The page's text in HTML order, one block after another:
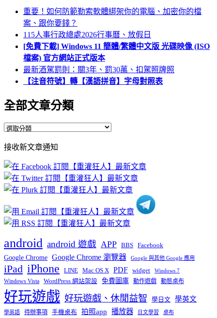
重要！如何防範勒索軟體綁架你的電腦、加密你的檔
案、跟你要錢？
115人事行政總處2026行事曆、放假日
[免費下載] Windows 11 簡體/繁體中文版 光碟映像 (ISO
檔案) 官方網站正式版本
最新酒駕罰則：關3年、罰30萬、扣駕照牌照
【注音符號】轉【漢語拼音】字母對照表
全部文章分類
全
文
章
分
類
接收新文章通知
android android 遊戲 APP BBS Facebook
Google Chrome Google Chrome 瀏覽器 Google 與其他 Google 應用
iPad iPhone LINE Mac OS X PDF widget Windows 7
Windows Vista WordPress 網站架設 免費圖庫 動作遊戲 動態桌布
好玩遊戲 好玩遊戲、休閒益智 學日文 學英文
學英語 待辦事項 手機桌布 拍照app 播放器 日文學習 桌布